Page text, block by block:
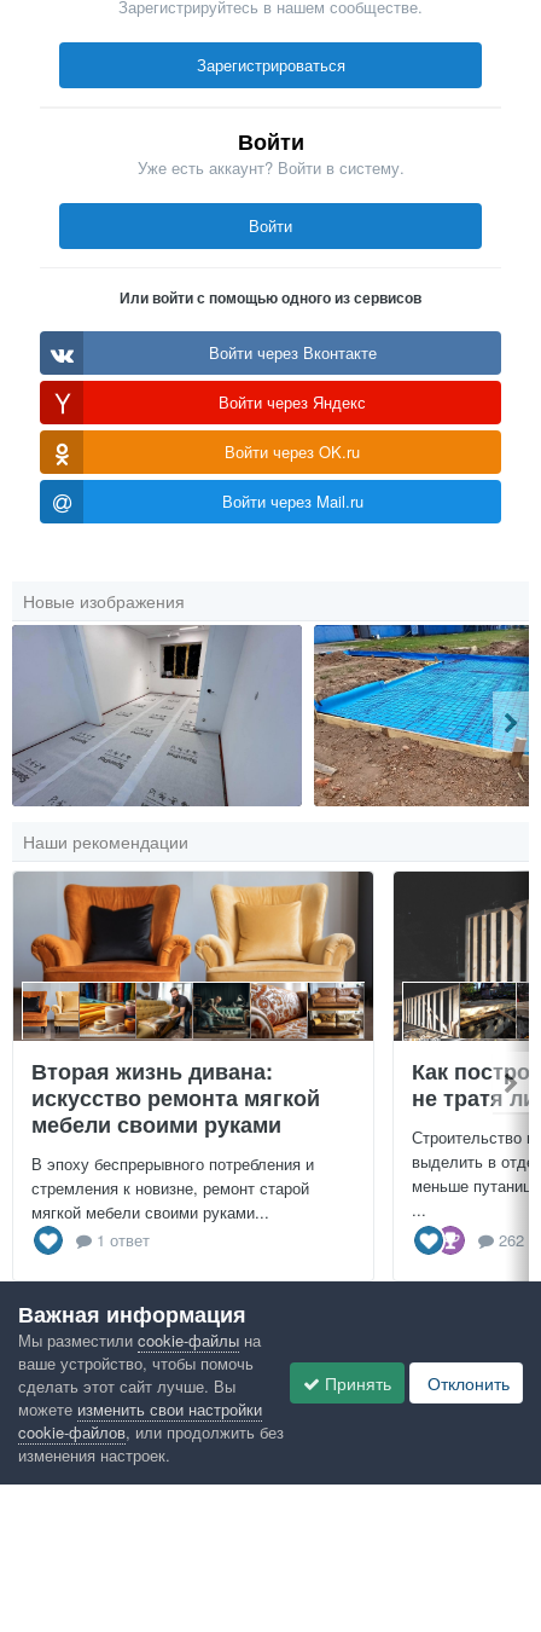
Зарегистрируйтесь в нашем сообществе.
Зарегистрироваться
Войти
Уже есть аккаунт? Войти в систему.
Войти
Или войти с помощью одного из сервисов
Войти через Вконтакте
Войти через Яндекс
Войти через OK.ru
Войти через Mail.ru
Новые изображения
Наши рекомендации
Вторая жизнь дивана:
искусство ремонта мягкой
мебели своими руками
В эпоху беспрерывного потребления и
стремления к новизне, ремонт старой
мягкой мебели своими руками...
1 ответ
Как
не тратя
Строительство
выделить в
меньше
...
262
Посмотреть всё
Google рекомендует
Важная информация
Мы разместили cookie-файлы на
ваше устройство, чтобы помочь
сделать этот сайт лучше. Вы
можете изменить свои настройки
cookie-файлов, или продолжить без
изменения настроек.
Принять Отклонить